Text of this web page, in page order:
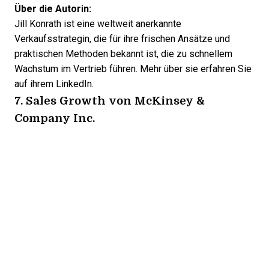
Über die Autorin:
Jill Konrath ist eine weltweit anerkannte
Verkaufsstrategin, die für ihre frischen Ansätze und
praktischen Methoden bekannt ist, die zu schnellem
Wachstum im Vertrieb führen. Mehr über sie erfahren Sie
auf ihrem LinkedIn.
7. Sales Growth von McKinsey &
Company Inc.